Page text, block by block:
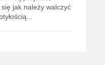
jak należy walczyć